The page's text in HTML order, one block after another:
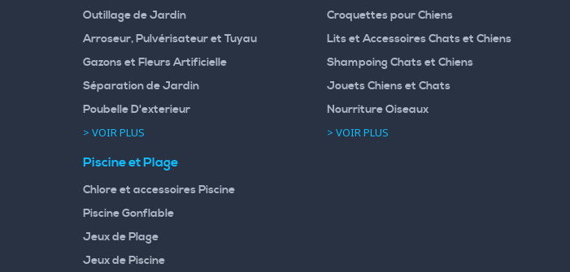
Outillage de Jardin
Arroseur, Pulvérisateur et Tuyau
Gazons et Fleurs Artificielle
Séparation de Jardin
Poubelle D'exterieur
> VOIR PLUS
Croquettes pour Chiens
Lits et Accessoires Chats et Chiens
Shampoing Chats et Chiens
Jouets Chiens et Chats
Nourriture Oiseaux
> VOIR PLUS
Piscine et Plage
Chlore et accessoires Piscine
Piscine Gonflable
Jeux de Plage
Jeux de Piscine